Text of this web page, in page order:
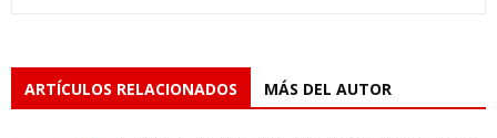
ARTÍCULOS RELACIONADOS MÁS DEL AUTOR